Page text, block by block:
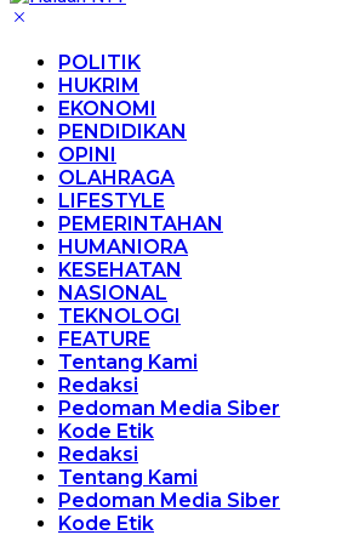
POLITIK
HUKRIM
EKONOMI
PENDIDIKAN
OPINI
OLAHRAGA
LIFESTYLE
PEMERINTAHAN
HUMANIORA
KESEHATAN
NASIONAL
TEKNOLOGI
FEATURE
Tentang Kami
Redaksi
Pedoman Media Siber
Kode Etik
Redaksi
Tentang Kami
Pedoman Media Siber
Kode Etik